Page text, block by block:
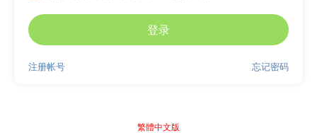
登录
忘记密码
注册帐号
繁體中文版